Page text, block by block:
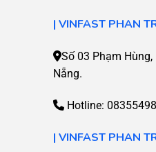
| VINFAST PHAN
Số 03 Phạm Hùng,
Nẵng.
Hotline:
| VINFAST PHAN